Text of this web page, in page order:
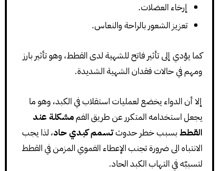
إرخاء العضلات.
تعزيز الشعور بالراحة والنعاس.
كما يؤدي إلى تأثير فاتح للشهية لدى القطط، وهو تأثير بارز
ومهم في حالات فقدان الشهية الشديدة.
إلا أن الدواء يخضع لعمليات استقلاب في الكبد، وهو ما
يجعل استخدامه المتكرر عن طريق الفممشكلة عند
القطط بسبب خطر حدوثتسمم كبدي حاد، لذا يجب
الانتباه الى ضرورة تجنب الإعطاء الفموي المزمن في القطط
لتسببّه في التهاب الكبد الحاد.